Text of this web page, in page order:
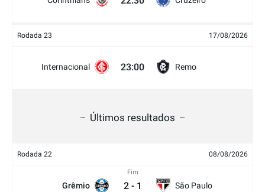
Rodada 23 17/08/2026
Internacional 23:00 Remo
Últimos resultados
Rodada 22 08/08/2026
Grêmio
Fim
2 - 1 São Paulo